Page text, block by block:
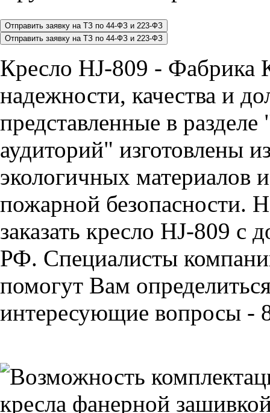
Кресло HJ-809 - Фабрика
надежности, качества и
представленные в
аудиторий" изготовлены
экологичных материалов
пожарной безопасности.
заказать кресло HJ-809 с
РФ. Специалисты
помогут Вам
интересующие вопросы -